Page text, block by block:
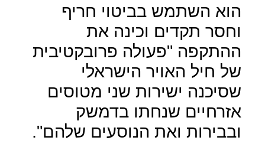
הוא השתמש בביטוי חריף
וחסר תקדים וכינה את
ההתקפה "פעולה פרובקטיבית
של חיל האויר הישראלי
שסיכנה ישירות שני מטוסים
אזרחיים שנחתו בדמשק
ובבירות ואת הנוסעים שלהם".